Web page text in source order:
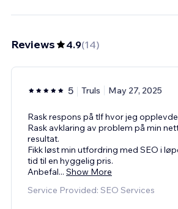
Reviews 4.9(14)
5 Truls May 27, 2025
Rask respons på tlf hvor jeg
Rask avklaring av problem på min
resultat.
Fikk løst min utfordring med SEO i
tid til en hyggelig pris.
Anbefal... Show More
Service Provided: SEO Services